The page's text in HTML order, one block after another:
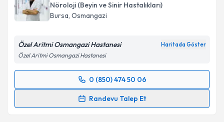
Nöroloji (Beyin ve Sinir Hastalıkları)
Bursa, Osmangazi
Özel Aritmi Osmangazi Hastanesi Haritada Göster
Özel Aritmi Osmangazi Hastanesi
0 (850) 474 50 06
Randevu Talep Et
Randevu Takvimi Talebi